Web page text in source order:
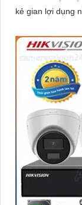
kẻ gian lợi dụng